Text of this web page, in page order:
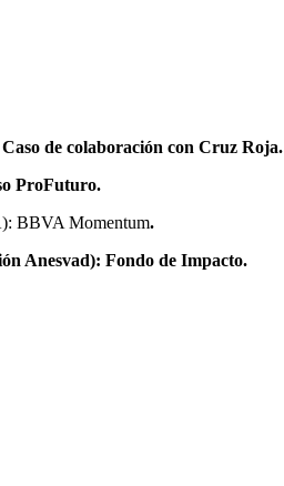
de colaboración con Cruz Roja.
ProFuturo.
BBVA Momentum.
Anesvad): Fondo de Impacto.